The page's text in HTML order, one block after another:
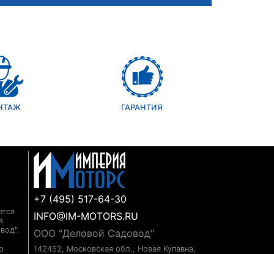
ГАРАНТИЯ
+7 (495) 517-64-30
INFO@IM-MOTORS.RU
ООО "Деловой Садовод"
142452, Московская обл., Новая Купавна,